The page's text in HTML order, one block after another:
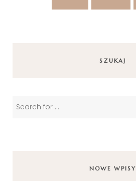
SZUKAJ
NOWE WPISY